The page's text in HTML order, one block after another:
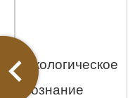
Экологическое
сознание